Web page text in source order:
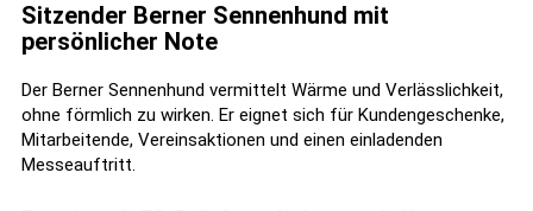
Sitzender Berner Sennenhund mit
persönlicher Note
Der Berner Sennenhund vermittelt Wärme und Verlässlichkeit,
ohne förmlich zu wirken. Er eignet sich für Kundengeschenke,
Mitarbeitende, Vereinsaktionen und einen einladenden
Messeauftritt.